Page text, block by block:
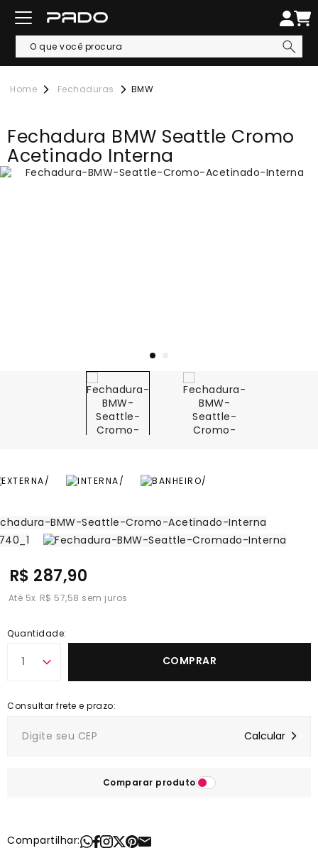
Fechaduras BMW
Fechadura BMW Seattle Cromo
Acetinado Interna
R$ 287,90
5x R$ 57,58
Quantidade:
1 COMPRAR
Comparar produto
Compartilhar: